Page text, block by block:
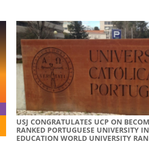
USJ CONGRATULATES UCP ON
RANKED PORTUGUESE UNIVERSITY
EDUCATION WORLD UNIVERSITY